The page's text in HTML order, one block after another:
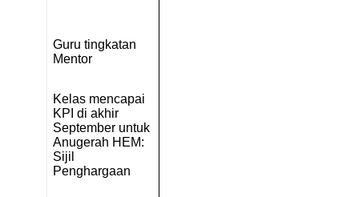
Guru tingkatan
Mentor
Kelas mencapai
KPI di akhir
September untuk
Anugerah HEM:
Sijil
Penghargaan